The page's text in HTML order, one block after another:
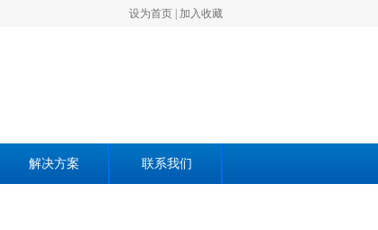
设为首页 加入收藏
解决方案 联系我们